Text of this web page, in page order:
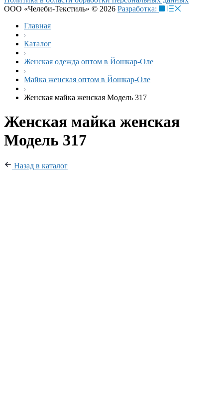
ООО «Челеби-Текстиль» © 2026 Разработка:
Главная
Каталог
Женская одежда оптом в Йошкар-Оле
Майка женская оптом в Йошкар-Оле
Женская майка женская Модель 317
Женская майка женская
Модель 317
Назад в каталог